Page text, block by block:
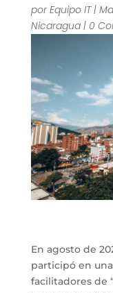
porEquipo IT|
Nicaragua| 0
En agosto de
participó en
facilitadores de